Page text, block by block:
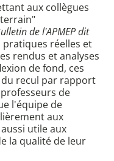
aux collègues
de l'APMEP dit
réelles et
rendus et analyses
de fond, ces
recul par rapport
de
l'équipe de
aux
utile aux
la qualité de leur